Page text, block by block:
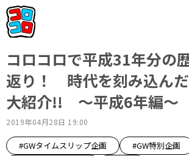
コロコロで平成31年分の
返り！ 時代を刻み込ん
大紹介!! ～平成6年編～
2019年04月28日 19:00
#GWタイムスリップ企画
#GW特別企画